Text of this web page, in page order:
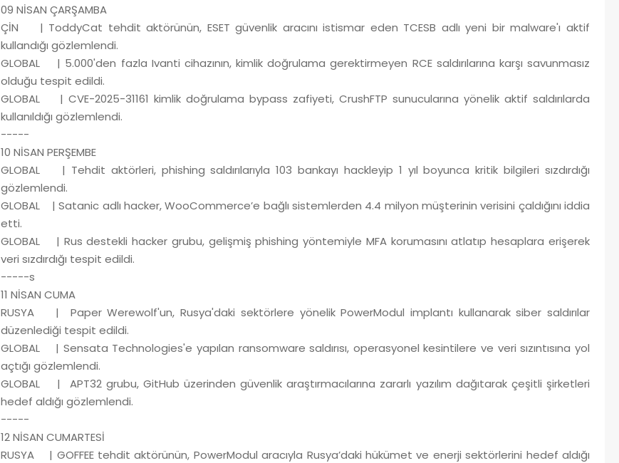
09 NİSAN ÇARŞAMBA
ÇİN | ToddyCat tehdit aktörünün, ESET güvenlik aracını istismar eden TCESB adlı yeni bir malware'ı aktif
kullandığı gözlemlendi.
GLOBAL | 5.000'den fazla Ivanti cihazının, kimlik doğrulama gerektirmeyen RCE saldırılarına karşı savunmasız
olduğu tespit edildi.
GLOBAL | CVE-2025-31161 kimlik doğrulama bypass zafiyeti, CrushFTP sunucularına yönelik aktif saldırılarda
kullanıldığı gözlemlendi.
-----
10 NİSAN PERŞEMBE
GLOBAL | Tehdit aktörleri, phishing saldırılarıyla 103 bankayı hackleyip 1 yıl boyunca kritik bilgileri sızdırdığı
gözlemlendi.
GLOBAL | Satanic adlı hacker, WooCommerce’e bağlı sistemlerden 4.4 milyon müşterinin verisini çaldığını iddia
etti.
GLOBAL | Rus destekli hacker grubu, gelişmiş phishing yöntemiyle MFA korumasını atlatıp hesaplara erişerek
veri sızdırdığı tespit edildi.
-----s
11 NİSAN CUMA
RUSYA | Paper Werewolf'un, Rusya'daki sektörlere yönelik PowerModul implantı kullanarak siber saldırılar
düzenlediği tespit edildi.
GLOBAL | Sensata Technologies'e yapılan ransomware saldırısı, operasyonel kesintilere ve veri sızıntısına yol
açtığı gözlemlendi.
GLOBAL | APT32 grubu, GitHub üzerinden güvenlik araştırmacılarına zararlı yazılım dağıtarak çeşitli şirketleri
hedef aldığı gözlemlendi.
-----
12 NİSAN CUMARTESİ
RUSYA | GOFFEE tehdit aktörünün, PowerModul aracıyla Rusya’daki hükümet ve enerji sektörlerini hedef aldığı